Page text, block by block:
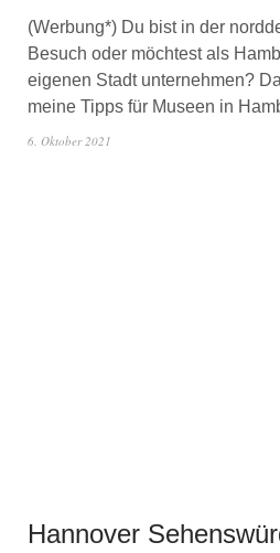
(Werbung*) Du bist in der
Besuch oder möchtest als
eigenen Stadt unternehmen?
meine Tipps für Museen in
6. Oktober 2021
Hannover